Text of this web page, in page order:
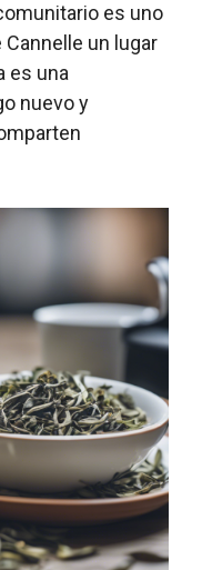
es uno
un lugar
es una
nuevo y